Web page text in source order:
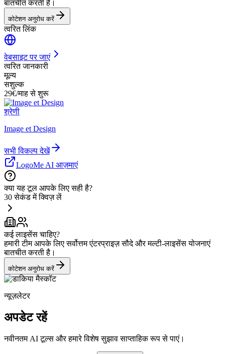
बातचीत करती है।
कोटेशन अनुरोध करें
त्वरित लिंक
वेबसाइट पर जाएं
त्वरित जानकारी
मूल्य
सशुल्क
29€/माह से शुरू
श्रेणी
Image et Design
सभी विकल्प देखें
LogoMe AI आज़माएं
क्या यह टूल आपके लिए सही है?
30 सेकंड में क्विज़ लें
कई लाइसेंस चाहिए?
हमारी टीम आपके लिए सर्वोत्तम एंटरप्राइज़ सौदे और मल्टी-लाइसेंस योजनाएं
बातचीत करती है।
कोटेशन अनुरोध करें
न्यूज़लेटर
अपडेट रहें
नवीनतम AI टूल्स और हमारे विशेष सुझाव साप्ताहिक रूप से पाएं।